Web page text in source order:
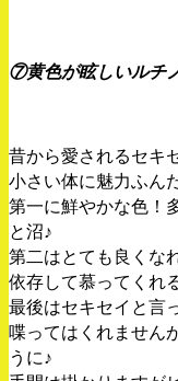
⑦黄色が眩しいルチ
昔から愛されるセキ
小さい体に魅力ふん
第一に鮮やかな色！
と沼♪
第二はとても良くな
依存して慕ってくれ
最後はセキセイと言
喋ってはくれません
うに♪